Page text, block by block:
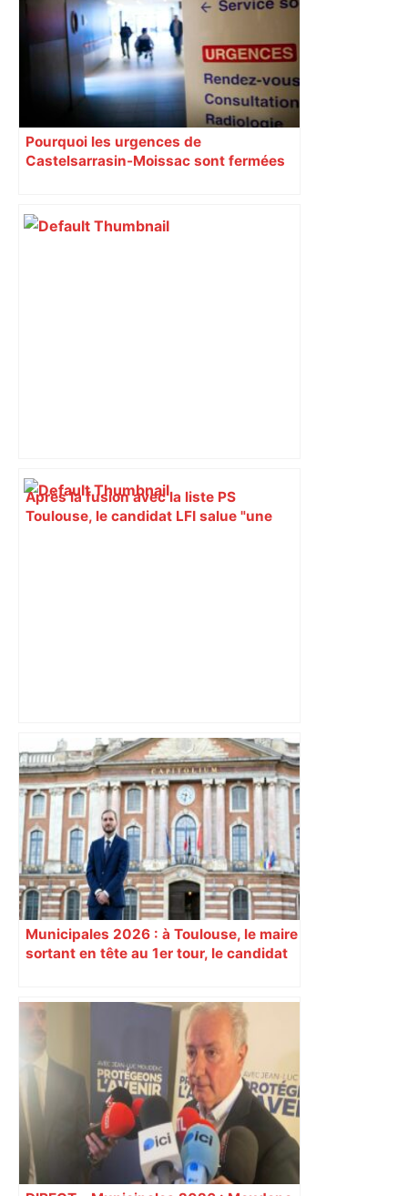
Pourquoi les urgences de
Castelsarrasin-Moissac sont fermées
Après la fusion avec la liste PS
Toulouse, le candidat LFI salue "une
TOULOUSE: pas moins de dix listes sur
la ligne de départ pour les municipales
– 100% Radio
Municipales 2026 : à Toulouse, le maire
sortant en tête au 1er tour, le candidat